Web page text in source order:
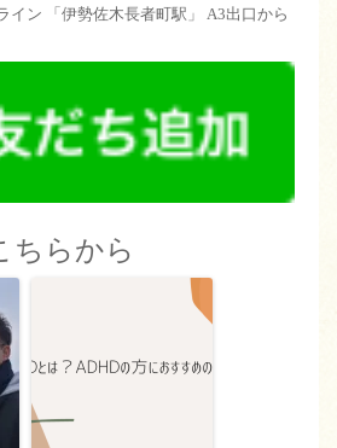
イン 「伊勢佐木長者町駅」 A3出口から
ちらから